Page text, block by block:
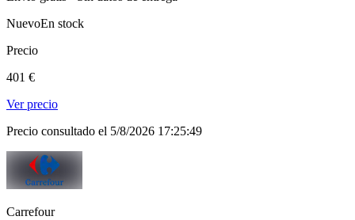
NuevoEn stock
Precio
401 €
Ver precio
Precio consultado el 5/8/2026 17:25:49
Carrefour